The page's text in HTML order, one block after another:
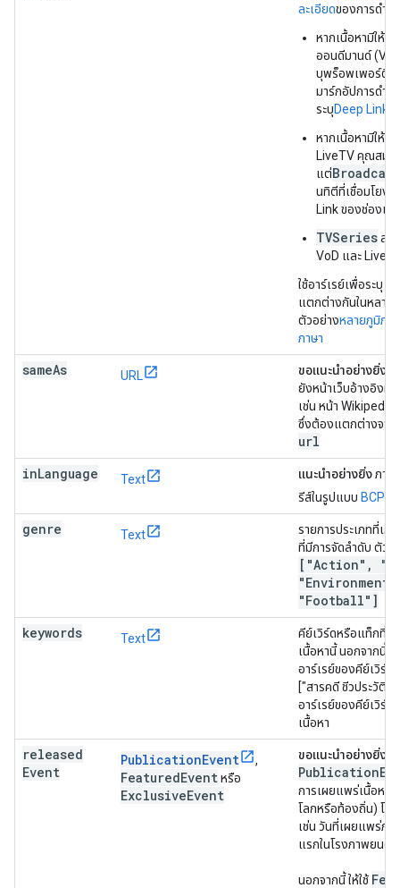
ละเอียดของการดำเ
หากเนื้อหามีให้บ
ออนดีมานด์
บุพร็อพเพอร์ตี้นี้
มาร์กอัปการดำเ
ระบุDeep Link
หากเนื้อหามีให้บ
LiveTV คุณสมบั
แต่
นทิตีที่เชื่อมโยงจ
Link ของช่องแท
TVSeriesสา
VoD และ
ใช้อาร์เรย์เพื่อระบุ
แตกต่างกันในหลาย
ตัวอย่างหลายภูมิภา
ภาษา
sameAs URL ขอแนะนำอย่างยิ่ง
ยังหน้าเว็บอ้างอิงที่ร
เช่น หน้า Wikipedia
ซึ่งต้องแตกต่างจา
url
inLanguage Text แนะนำอย่างยิ่งภาษ
รีส์ในรูปแบบ BCP
genre Text
รายการประเภทที่เกี่
ที่มีการจัดลำดับ ตัวอ
["Action" ,
"Environment"
"Football"]
keywords
Text
คีย์เวิร์ดหรือแท็กที่ใ
เนื้อหานี้ นอกจากนี้ยั
อาร์เรย์ของคีย์เวิร์ด
["สารคดี ชีวประวัติ"]
อาร์เรย์ของคีย์เวิร์ด
เนื้อหา
released
Event
PublicationEvent ,
FeaturedEventหรือ
ExclusiveEvent
ขอแนะนำอย่างยิ่ง
Publication
การเผยแพร่เนื้อหา
โลกหรือท้องถิ่น) โด
เช่น วันที่เผยแพร่ภ
แรกในโรงภาพยนตร์
นอกจากนี้ ให้ใช้